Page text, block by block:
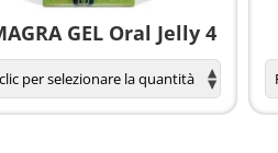
GEL Oral Jelly 4